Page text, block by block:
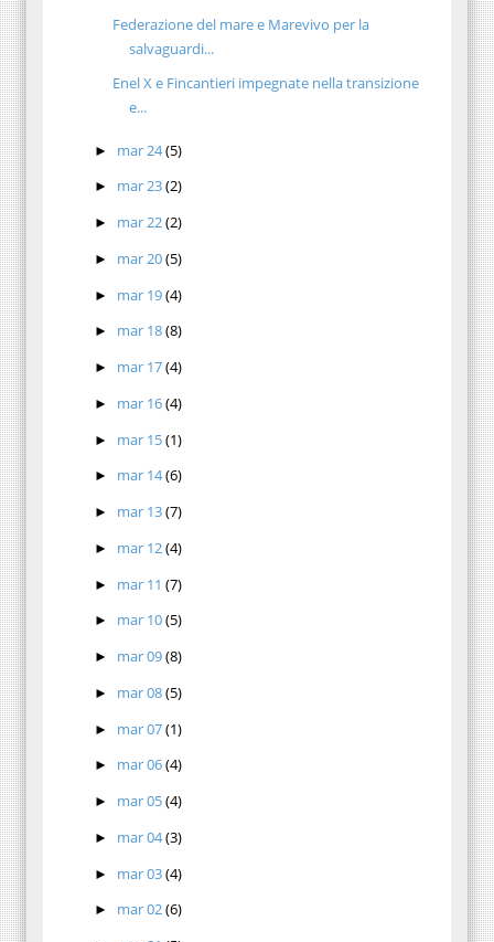
Federazione del mare e Marevivo per la
salvaguardi...
Enel X e Fincantieri impegnate nella transizione
e...
► mar 24(5)
► mar 23(2)
► mar 22(2)
► mar 20(5)
► mar 19(4)
► mar 18(8)
► mar 17(4)
► mar 16(4)
► mar 15(1)
► mar 14(6)
► mar 13(7)
► mar 12(4)
► mar 11(7)
► mar 10(5)
► mar 09(8)
► mar 08(5)
► mar 07(1)
► mar 06(4)
► mar 05(4)
► mar 04(3)
► mar 03(4)
► mar 02(6)